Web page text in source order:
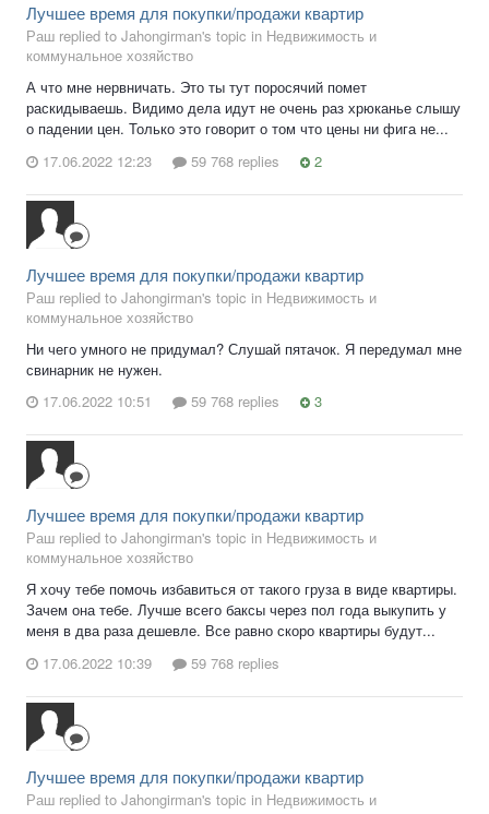
Лучшее время для покупки/продажи квартир
Раш replied to Jahongirman's topic in Недвижимость и
коммунальное хозяйство
А что мне нервничать. Это ты тут поросячий помет
раскидываешь. Видимо дела идут не очень раз хрюканье слышу
о падении цен. Только это говорит о том что цены ни фига не...
17.06.2022 12:23
59 768 replies 2
Лучшее время для покупки/продажи квартир
Раш replied to Jahongirman's topic in Недвижимость и
коммунальное хозяйство
Ни чего умного не придумал? Слушай пятачок. Я передумал мне
свинарник не нужен.
17.06.2022 10:51
59 768 replies 3
Лучшее время для покупки/продажи квартир
Раш replied to Jahongirman's topic in Недвижимость и
коммунальное хозяйство
Я хочу тебе помочь избавиться от такого груза в виде квартиры.
Зачем она тебе. Лучше всего баксы через пол года выкупить у
меня в два раза дешевле. Все равно скоро квартиры будут...
17.06.2022 10:39
59 768 replies
Лучшее время для покупки/продажи квартир
Раш replied to Jahongirman's topic in Недвижимость и